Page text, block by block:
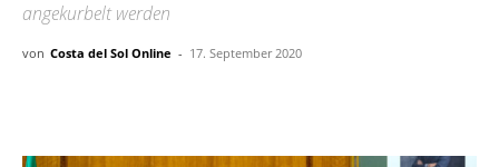
angekurbelt werden
von Costa del Sol Online - 17. September 2020